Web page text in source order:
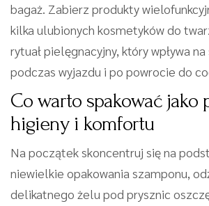
bagaż. Zabierz produkty
kilka ulubionych kosmetyków do
rytuał pielęgnacyjny, który wpływa
podczas wyjazdu i po powrocie do
Co warto spakować jako
higieny i komfortu
Na początek skoncentruj się na
niewielkie opakowania szamponu,
delikatnego żelu pod prysznic